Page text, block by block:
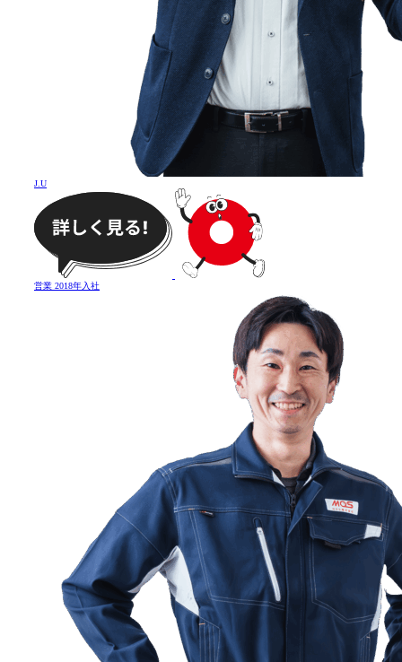
J U
営業 2018年入社